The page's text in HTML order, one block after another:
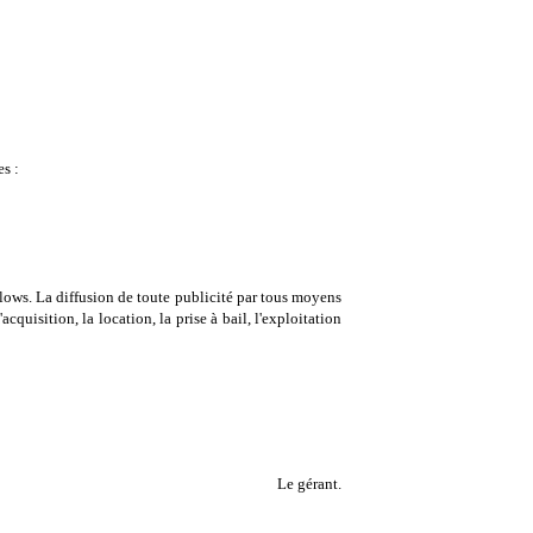
:
La diffusion de toute publicité par tous moyens
la location, la prise à bail, l'exploitation
Le gérant.